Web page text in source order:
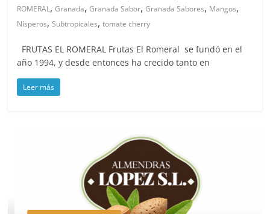
ROMERAL,Granada,Granada Sabor,Granada Sabores, Mangos,
Nísperos,Subtropicales,tomate cherry
FRUTAS EL ROMERAL Frutas El Romeral se fundó en el
año 1994, y desde entonces ha crecido tanto en
Leer más